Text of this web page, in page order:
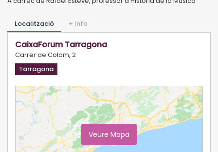
Localització + Info
CaixaForum Tarragona
Carrer de Colom, 2
Tarragona
Veure Mapa